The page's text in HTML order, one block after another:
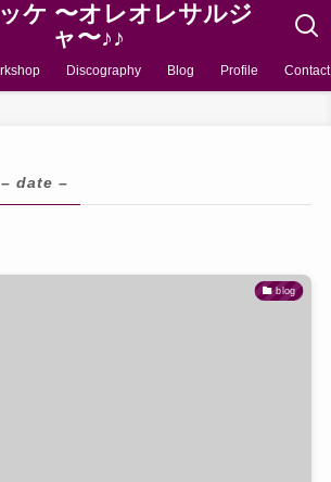
ケ 〜オレオレサルジ
ャ〜♪♪
Discography Blog Profile Contact
– date –
blog